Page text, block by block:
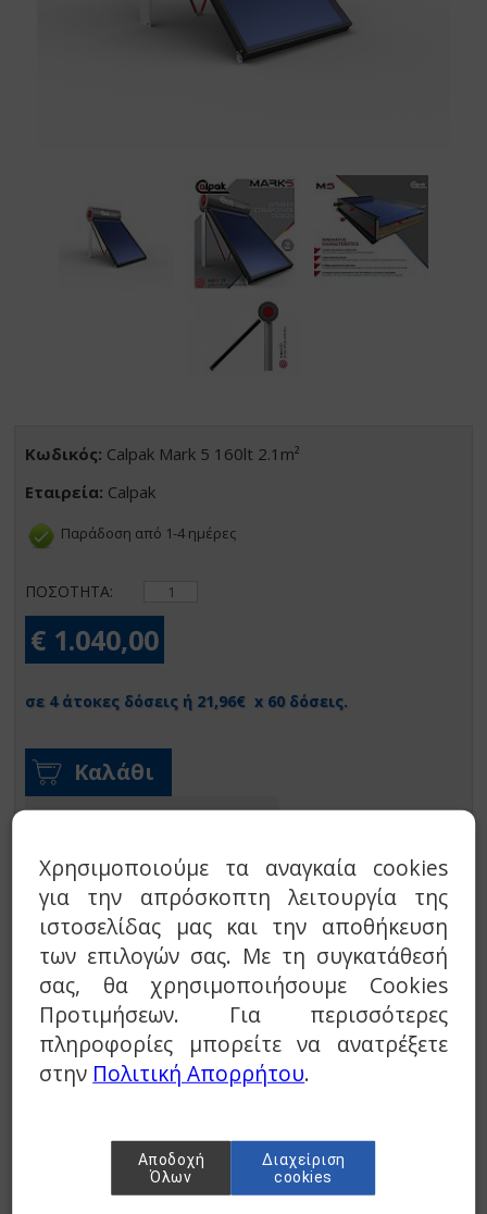
Κωδικός: Calpak Mark 5 160lt 2.1m²
Εταιρεία: Calpak
Παράδοση από 1-4 ημέρες
ΠΟΣΟΤΗΤΑ:
€ 1.040,00
σε 4 άτοκες δόσεις ή 21,96€ x 60 δόσεις.
Καλάθι
ΠΕΡΙΓΡΑΦΗ ΙΔΙΟΤΗΤΕΣ
Calpak Mark 5
Ο καλύτερος ηλιακός κλειστού κυκλώματος που φτιάχτηκε
μέχρι σήμερα. Mε την σιγουριά και την εγγύηση της
παλαιότερης εταιρείας κατασκευής ηλιακών θερμοσιφώνων
Χρησιμοποιούμε τα αναγκαία cookies
για την απρόσκοπτη λειτουργία της
ιστοσελίδας μας και την αποθήκευση
των επιλογών σας. Με τη συγκατάθεσή
σας, θα χρησιμοποιήσουμε Cookies
Προτιμήσεων. Για περισσότερες
πληροφορίες μπορείτε να ανατρέξετε
στην Πολιτική Απορρήτου.
Αποδοχή
Όλων
Διαχείριση
cookies